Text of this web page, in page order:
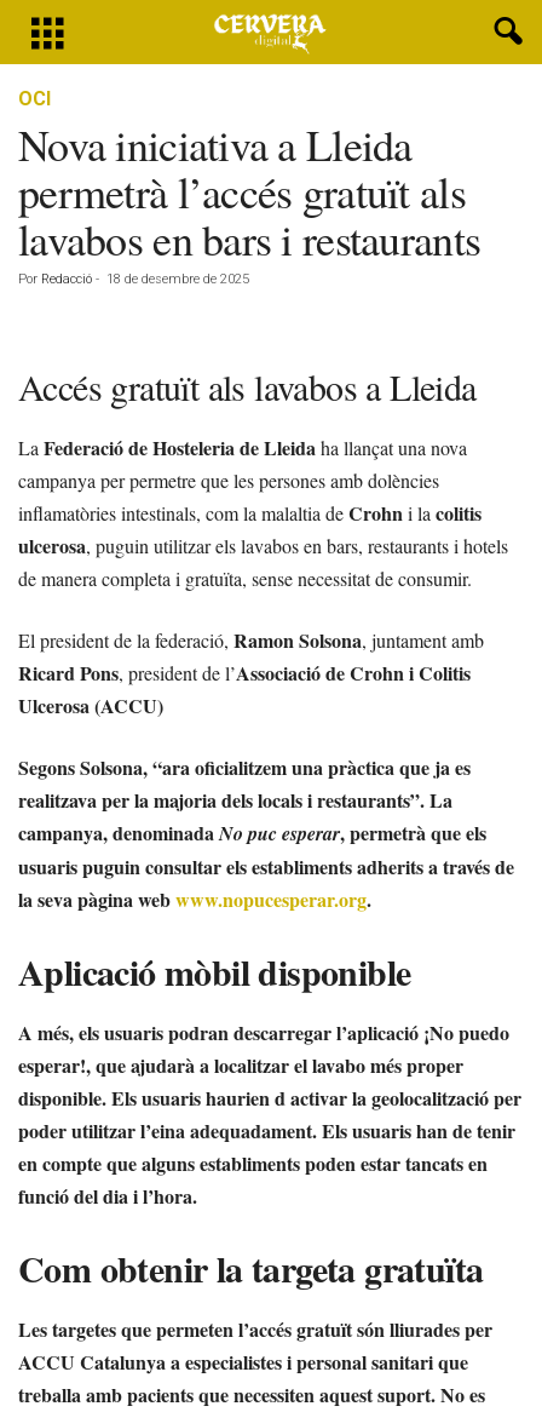
OCI
Nova iniciativa a Lleida
permetrà l’accés gratuït als
lavabos en bars i restaurants
Por Redacció - 18 de desembre de 2025
Accés gratuït als lavabos a Lleida
La Federació de Hosteleria de Lleidaha llançat una nova
campanya per permetre que les persones amb dolències
inflamatòries intestinals, com la malaltia deCrohni la colitis
ulcerosa, puguin utilitzar els lavabos en bars, restaurants i hotels
de manera completa i gratuïta, sense necessitat de consumir.
El president de la federació, Ramon Solsona, juntament amb
Ricard Pons, president de l’Associació de Crohn i Colitis
Ulcerosa (ACCU)
Segons Solsona, “ara oficialitzem una pràctica que ja es
realitzava per la majoria dels locals i restaurants”. La
campanya, denominadaNo puc esperar, permetrà que els
usuaris puguin consultar els establiments adherits a través de
la seva pàgina webwww.nopucesperar.org.
Aplicació mòbil disponible
A més, els usuaris podran descarregar l’aplicació ¡No puedo
esperar!, que ajudarà a localitzar el lavabo més proper
disponible. Els usuaris haurien d activar la geolocalització per
poder utilitzar l’eina adequadament. Els usuaris han de tenir
en compte que alguns establiments poden estar tancats en
funció del dia i l’hora.
Com obtenir la targeta gratuïta
Les targetes que permeten l’accés gratuït són lliurades per
ACCU Catalunyaa especialistes i personal sanitari que
treballa amb pacients que necessiten aquest suport. No es